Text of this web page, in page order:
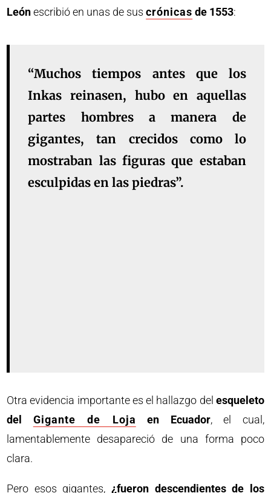
Leónescribió en unas de suscrónicas de 1553:
“Muchos tiempos antes que los
Inkas reinasen, hubo en aquellas
partes hombres a manera de
gigantes, tan crecidos como lo
mostraban las figuras que estaban
esculpidas en las piedras”.
Otra evidencia importante es el hallazgo del esqueleto
del Gigante de Loja en Ecuador, el cual,
lamentablemente desapareció de una forma poco
clara.
Pero esos gigantes, ¿fueron descendientes de los